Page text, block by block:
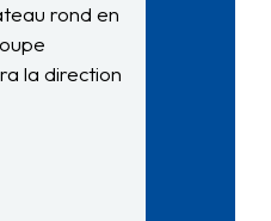
rond en
la direction